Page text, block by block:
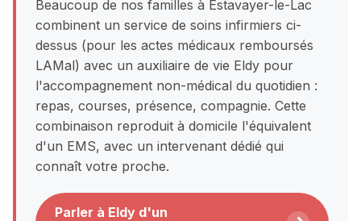
Beaucoup de nos familles à Estavayer-le-Lac
combinent un service de soins infirmiers ci-
dessus (pour les actes médicaux remboursés
LAMal) avec un auxiliaire de vie Eldy pour
l'accompagnement non-médical du quotidien :
repas, courses, présence, compagnie. Cette
combinaison reproduit à domicile l'équivalent
d'un EMS, avec un intervenant dédié qui
connaît votre proche.
Parler à Eldy d'un